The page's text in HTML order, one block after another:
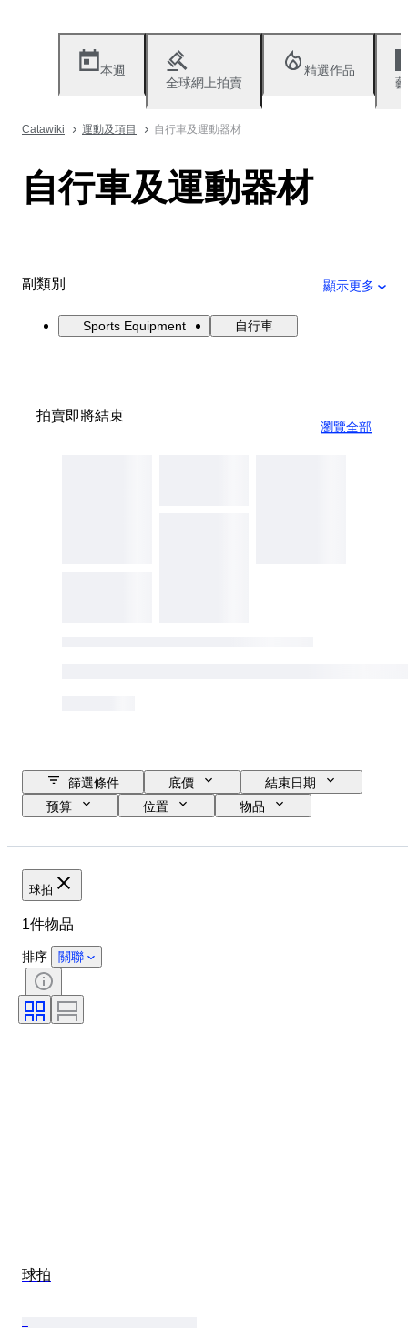
本週
全球網上拍賣
精選作品
Catawiki 運動及項目 自行車及運動器材
自行車及運動器材
副類別 顯示更多
Sports Equipment 自行車
拍賣即將結束
瀏覽全部
篩選條件 底價
結束日期
预算
位置
物品
球拍
1件物品
排序 關聯
球拍